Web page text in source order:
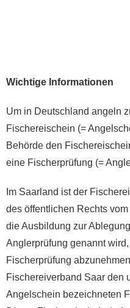
Wichtige Informationen
Um in Deutschland angeln
Fischereischein (=
Behörde den
eine Fischerprüfung (=
Im Saarland ist der
des öffentlichen Rechts
die Ausbildung zur
Anglerprüfung genannt
Fischerprüfung
Fischereiverband Saar den
Angelschein bezeichneten